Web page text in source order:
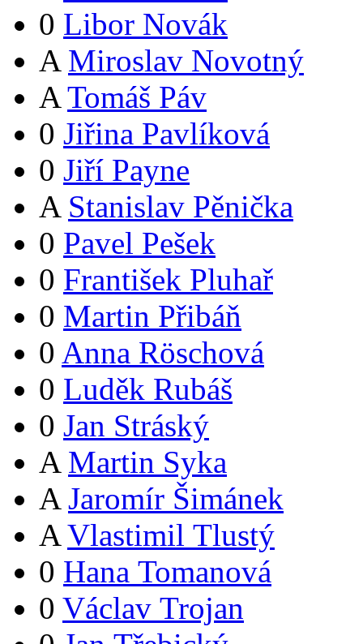
0 Libor Novák
A Miroslav Novotný
A Tomáš Páv
0 Jiřina Pavlíková
0 Jiří Payne
A Stanislav Pěnička
0 Pavel Pešek
0 František Pluhař
0 Martin Přibáň
0 Anna Röschová
0 Luděk Rubáš
0 Jan Stráský
A Martin Syka
A Jaromír Šimánek
A Vlastimil Tlustý
0 Hana Tomanová
0 Václav Trojan